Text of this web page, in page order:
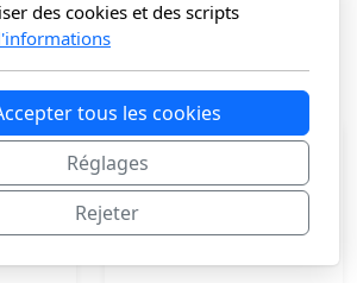
Cabas en Cuir KORBON
125€
des cookies et des scripts
tous les cookies
Réglages
Rejeter